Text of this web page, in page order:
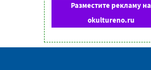
Разместите рекламу на
okultureno.ru